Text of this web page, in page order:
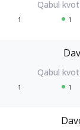
1 1
1 1